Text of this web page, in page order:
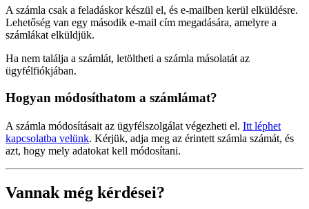
A számla csak a feladáskor készül el, és e-mailben kerül elküldésre.
Lehetőség van egy második e-mail cím megadására, amelyre a
számlákat elküldjük.
Ha nem találja a számlát, letöltheti a számla másolatát az
ügyfélfiókjában.
Hogyan módosíthatom a számlámat?
A számla módosításait az ügyfélszolgálat végezheti el. Itt léphet
kapcsolatba velünk. Kérjük, adja meg az érintett számla számát, és
azt, hogy mely adatokat kell módosítani.
Vannak még kérdései?